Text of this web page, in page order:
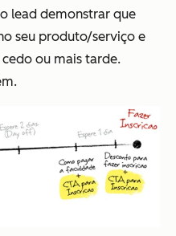
lead demonstrar que
seu produto/serviço e
ou mais tarde.